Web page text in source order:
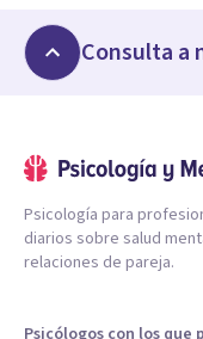
Consulta a
Psicología para
diarios sobre salud
relaciones de pareja.
Psicólogos con los